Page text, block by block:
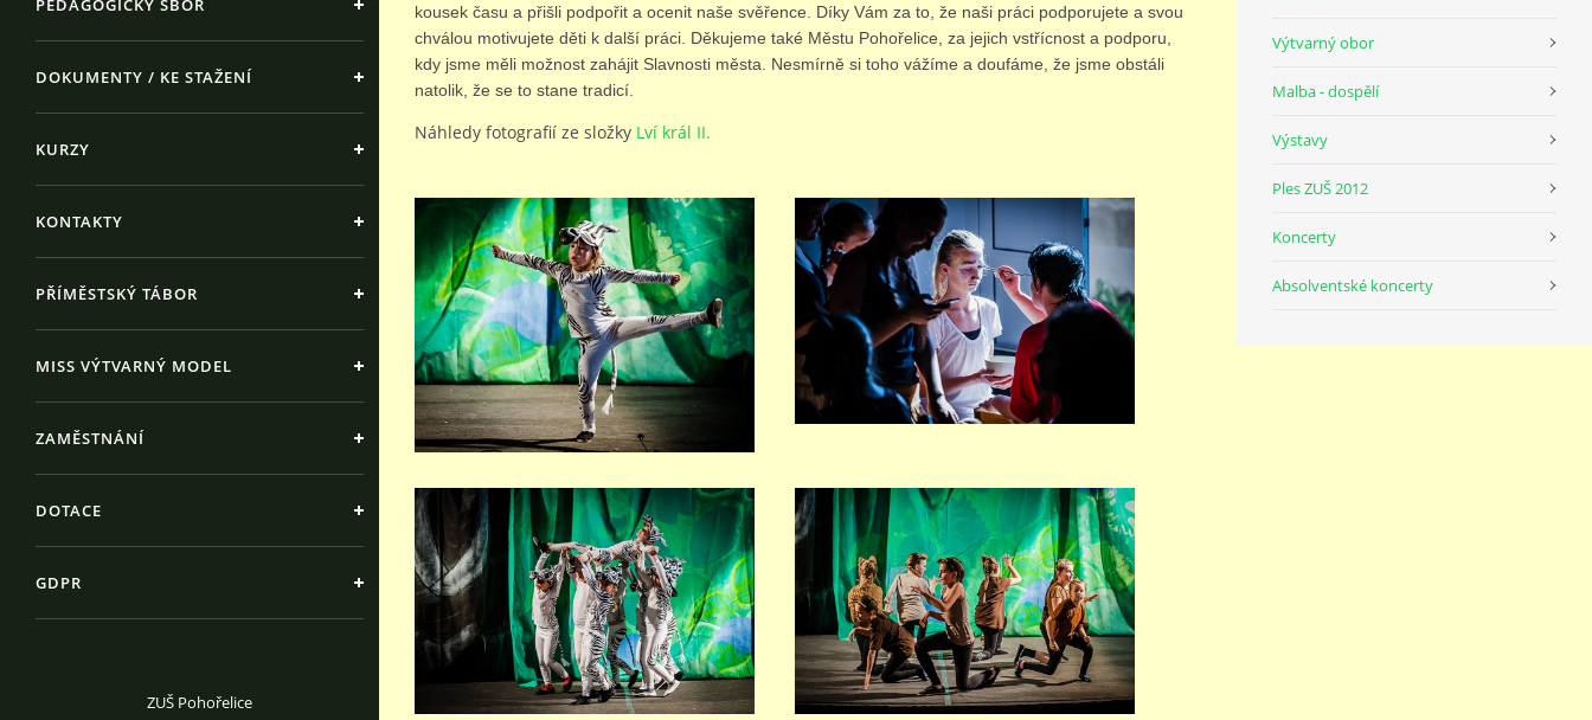
PEDAGOGICKÝ SBOR
DOKUMENTY / KE STAŽENÍ
KURZY
KONTAKTY
PŘÍMĚSTSKÝ TÁBOR
MISS VÝTVARNÝ MODEL
ZAMĚSTNÁNÍ
DOTACE
GDPR
ZUŠ Pohořelice
kousek času a přišli podpořit a ocenit naše svěřence. Díky Vám za to, že naši práci podporujete a svou
chválou motivujete děti k další práci. Děkujeme také Městu Pohořelice, za jejich vstřícnost a podporu,
kdy jsme měli možnost zahájit Slavnosti města. Nesmírně si toho vážíme a doufáme, že jsme obstáli
natolik, že se to stane tradicí.
Náhledy fotografií ze složky Lví král II.
Výtvarný obor
Malba - dospělí
Výstavy
Ples ZUŠ 2012
Koncerty
Absolventské koncerty